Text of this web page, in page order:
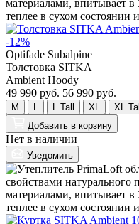
-12%
Optifade Subalpine
Толстовка SITKA
Ambient Hoody
49 990 руб. 56 990 руб.
M L Tall XL XL Tall
Добавить в корзину
Нет в наличии
Уведомить